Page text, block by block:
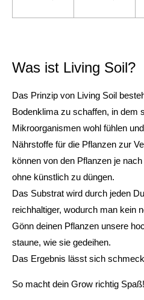
Was ist Living Soil?
Das Prinzip von Living Soil
Bodenklima zu schaffen, in dem
Mikroorganismen wohl fühlen
Nährstoffe für die Pflanzen zur
können von den Pflanzen je
ohne künstlich zu düngen.
Das Substrat wird durch jeden
reichhaltiger, wodurch man kein
Gönn deinen Pflanzen unsere
staune, wie sie gedeihen.
Das Ergebnis lässt sich
So macht dein Grow richtig Spaß!